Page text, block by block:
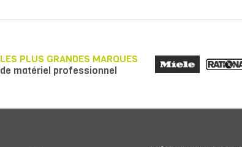
LES PLUS GRANDES MARQUES
de matériel professionnel